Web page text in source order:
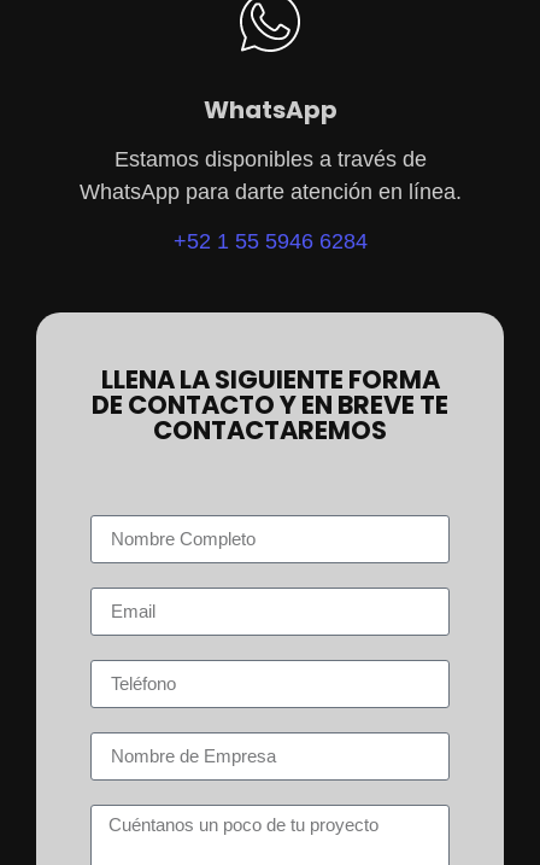
WhatsApp
Estamos disponibles a través de
WhatsApp para darte atención en línea.
+52 1 55 5946 6284
LLENA LA SIGUIENTE FORMA
DE CONTACTO Y EN BREVE TE
CONTACTAREMOS